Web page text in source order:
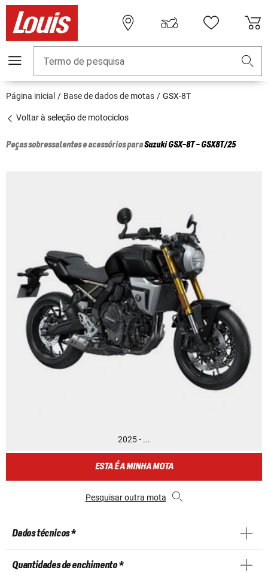
Termo de pesquisa
Página inicial Base de dados de motas GSX-8T
Voltar à seleção de motociclos
Peças sobressalentes e acessórios paraSuzukiGSX-8T - GSX8T/25
2025 - ...
ESTA É A MINHA MOTA
Pesquisar outra mota
Dados técnicos *
Quantidades de enchimento *